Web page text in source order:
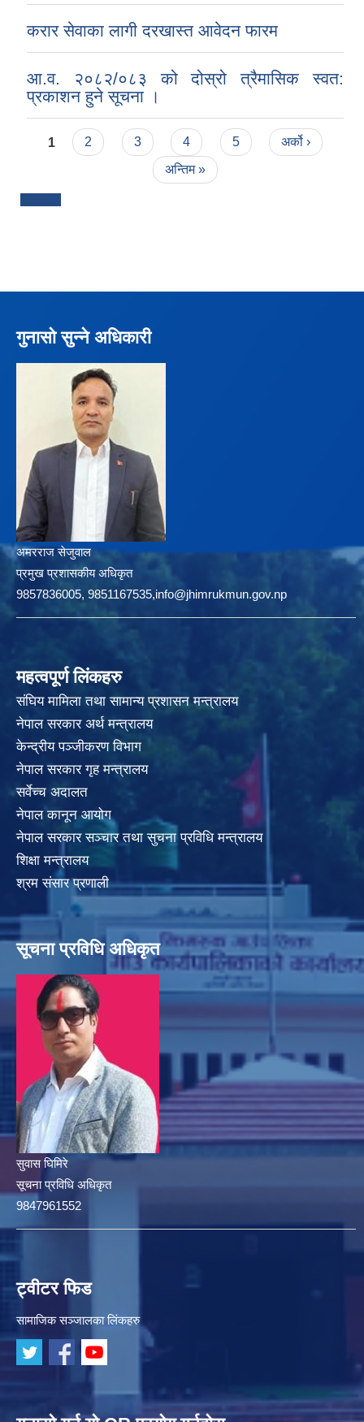
करार सेवाका लागी दरखास्त आवेदन फारम
आ.व. २०८२/०८३ को दोस्रो त्रैमासिक स्वत:
प्रकाशन हुने सूचना ।
Pages
1 2 3 4 5
अर्को ›
अन्तिम »
गुनासो सुन्ने अधिकारी
अमरराज सेजुवाल
प्रमुख प्रशासकीय अधिकृत
9857836005, 9851167535,info@jhimrukmun.gov.np
महत्वपूर्ण लिंकहरु
संघिय मामिला तथा सामान्य प्रशासन मन्त्रालय
नेपाल सरकार अर्थ मन्त्रालय
केन्द्रीय पञ्जीकरण विभाग
नेपाल सरकार गृह मन्त्रालय
सर्वेच्च अदालत
नेपाल कानून आयोग
नेपाल सरकार सञ्चार तथा सुचना प्रविधि मन्त्रालय
शिक्षा मन्त्रालय
श्रम संसार प्रणाली
सूचना प्रविधि अधिकृत
सुवास घिमिरे
सूचना प्रविधि अधिकृत
9847961552
ट्वीटर फिड
सामाजिक सञ्जालका लिंकहरु